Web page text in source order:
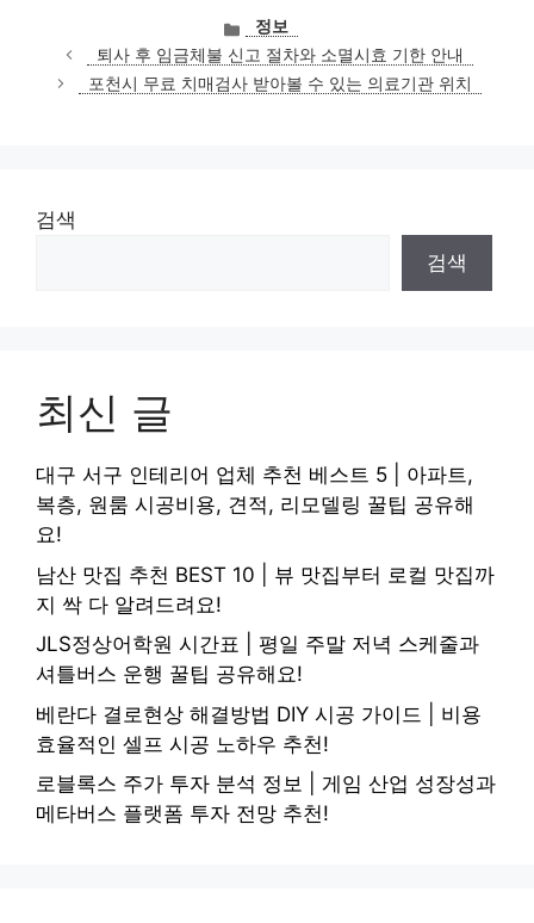
카
테
고
리
정보
퇴사 후 임금체불 신고 절차와 소멸시효 기한 안내
포천시 무료 치매검사 받아볼 수 있는 의료기관 위치
검색
검색
최신 글
대구 서구 인테리어 업체 추천 베스트 5 | 아파트,
복층, 원룸 시공비용, 견적, 리모델링 꿀팁 공유해
요!
남산 맛집 추천 BEST 10 | 뷰 맛집부터 로컬 맛집까
지 싹 다 알려드려요!
JLS정상어학원 시간표 | 평일 주말 저녁 스케줄과
셔틀버스 운행 꿀팁 공유해요!
베란다 결로현상 해결방법 DIY 시공 가이드 | 비용
효율적인 셀프 시공 노하우 추천!
로블록스 주가 투자 분석 정보 | 게임 산업 성장성과
메타버스 플랫폼 투자 전망 추천!